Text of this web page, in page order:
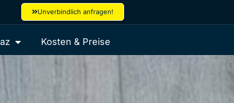
Unverbindlich anfragen!
Kosten & Preise